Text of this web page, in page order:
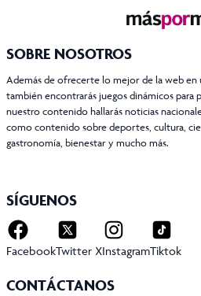
SOBRE NOSOTROS
Además de ofrecerte lo mejor de la web en
también encontrarás juegos dinámicos para
nuestro contenido hallarás noticias
como contenido sobre deportes, cultura,
gastronomía, bienestar y mucho más.
SÍGUENOS
FacebookTwitter XInstagramTiktok
CONTÁCTANOS